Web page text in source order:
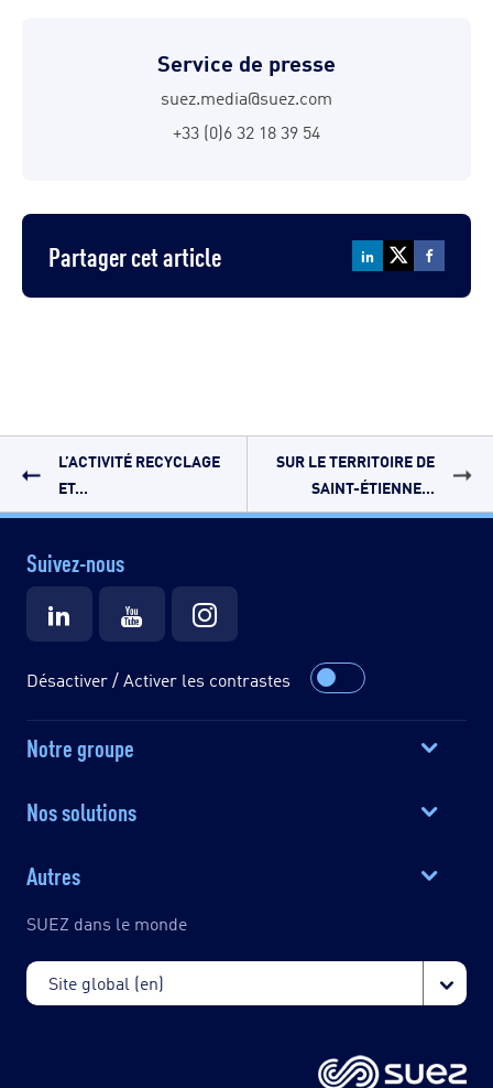
Service de presse
suez.media@suez.com
+33 (0)6 32 18 39 54
Partager cet article
L’ACTIVITÉ RECYCLAGE
ET...
SUR LE TERRITOIRE DE
SAINT-ÉTIENNE...
Suivez-nous
Désactiver / Activer les contrastes
Notre groupe
Nos solutions
Autres
SUEZ dans le monde